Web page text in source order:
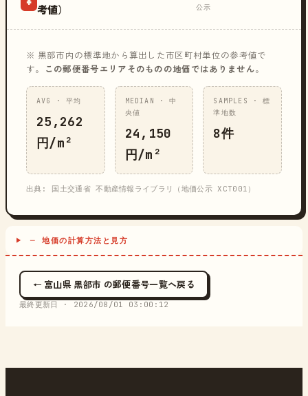
考値）
公示
※ 黒部市内の標準地から算出した市区町村単位の参考値で
す。
この郵便番号エリアそのものの地価ではありません。
AVG · 平均
25,262
円/m²
MEDIAN · 中
央値
24,150
円/m²
SAMPLES · 標
準地数
8件
出典: 国土交通省 不動産情報ライブラリ（地価公示 XCT001）
─ 地価の計算方法と見方
← 富山県 黒部市 の郵便番号一覧へ戻る
最終更新日 · 2026/08/01 03:00:12